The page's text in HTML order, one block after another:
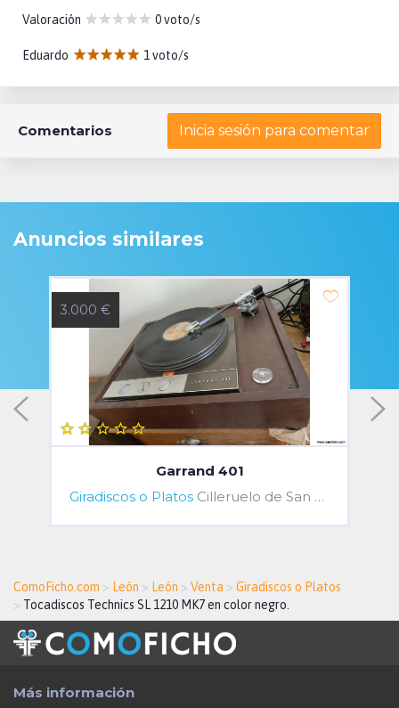
Valoración 0 voto/s
Eduardo 1 voto/s
Inicia sesión para comentar
Comentarios
Anuncios similares
3.000 €
Garrand 401
Giradiscos o Platos Cilleruelo de San Mamés, Castile and León, Spain
ComoFicho.com > León > León > Venta > Giradiscos o Platos
> Tocadiscos Technics SL 1210 MK7 en color negro.
Más información